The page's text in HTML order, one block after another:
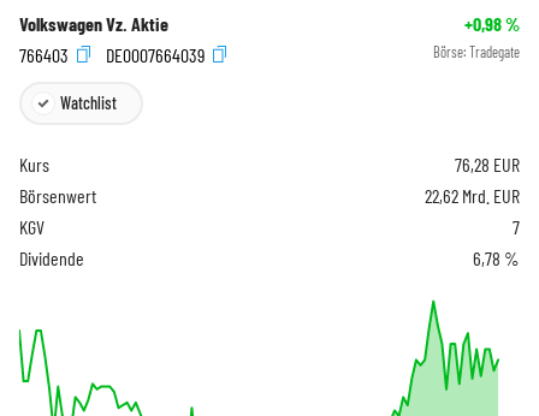
Volkswagen Vz. Aktie +0,98%
766403
DE0007664039 Börse: Tradegate
Watchlist
Kurs 76,28 EUR
Börsenwert
22,62 Mrd. EUR
KGV
7
Dividende
6,78 %